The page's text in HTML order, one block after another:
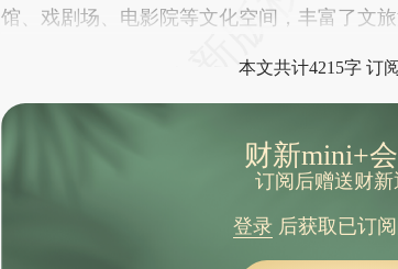
馆、戏剧场、电影院等文化空间，丰富了文旅
本文共计4215字 订
财新mini+
订阅后赠送财
登录后获取已订